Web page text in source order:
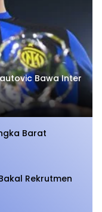
Bawa Inter
Barat
Rekrutmen